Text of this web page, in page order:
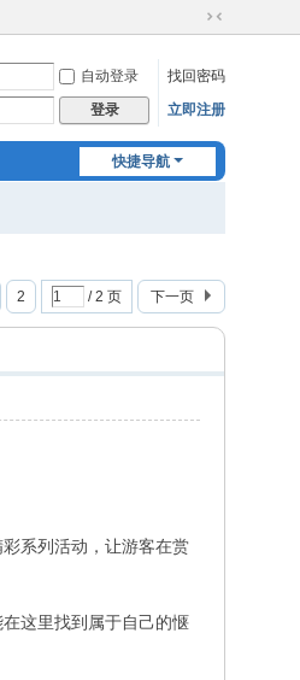
切
到
窄
自动登录
找回密码
登录 立即注册
快捷导航
2 / 2 页 下一页
系列活动，让游客在赏
这里找到属于自己的惬